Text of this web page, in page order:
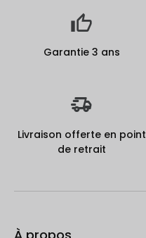
Garantie 3 ans
Livraison offerte en point
de retrait